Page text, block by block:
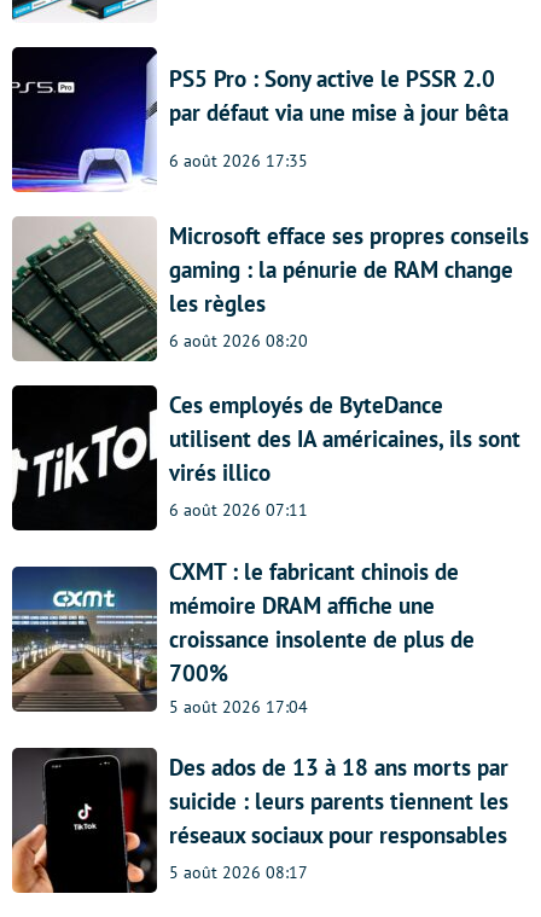
PS5 Pro : Sony active le PSSR 2.0
par défaut via une mise à jour bêta
6 août 2026 17:35
Microsoft efface ses propres conseils
gaming : la pénurie de RAM change
les règles
6 août 2026 08:20
Ces employés de ByteDance
utilisent des IA américaines, ils sont
virés illico
6 août 2026 07:11
CXMT : le fabricant chinois de
mémoire DRAM affiche une
croissance insolente de plus de
700%
5 août 2026 17:04
Des ados de 13 à 18 ans morts par
suicide : leurs parents tiennent les
réseaux sociaux pour responsables
5 août 2026 08:17